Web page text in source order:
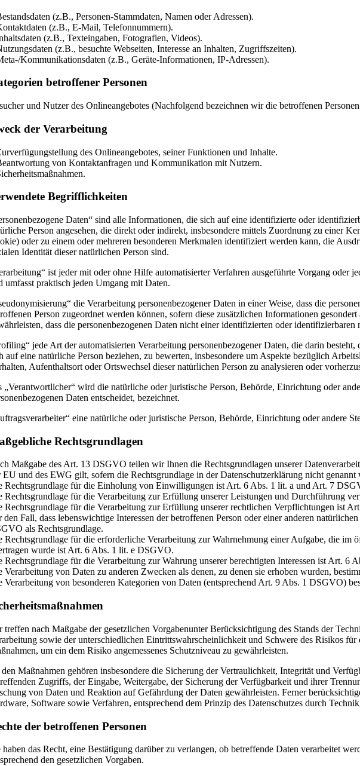
(z.B., Personen-Stammdaten, Namen oder Adressen).
(z.B., E-Mail, Telefonnummern).
(z.B., Texteingaben, Fotografien, Videos).
(z.B., besuchte Webseiten, Interesse an Inhalten, Zugriffszeiten).
Kommunikationsdaten (z.B., Geräte-Informationen, IP-Adressen).
betroffener Personen
und Nutzer des Onlineangebotes (Nachfolgend bezeichnen wir die betroffenen
der Verarbeitung
des Onlineangebotes, seiner Funktionen und Inhalte.
von Kontaktanfragen und Kommunikation mit Nutzern.
Begrifflichkeiten
Daten“ sind alle Informationen, die sich auf eine identifizierte oder
Person angesehen, die direkt oder indirekt, insbesondere mittels Zuordnung zu einer
oder zu einem oder mehreren besonderen Merkmalen identifiziert werden kann, die
Identität dieser natürlichen Person sind.
ist jeder mit oder ohne Hilfe automatisierter Verfahren ausgeführte Vorgang
umfasst praktisch jeden Umgang mit Daten.
die Verarbeitung personenbezogener Daten in einer Weise, dass die
Person zugeordnet werden können, sofern diese zusätzlichen Informationen
dass die personenbezogenen Daten nicht einer identifizierten oder identifizierbaren
jede Art der automatisierten Verarbeitung personenbezogener Daten, die darin
auf eine natürliche Person beziehen, zu bewerten, insbesondere um Aspekte bezüglich
Aufenthaltsort oder Ortswechsel dieser natürlichen Person zu analysieren oder
„Verantwortlicher“ wird die natürliche oder juristische Person, Behörde, Einrichtung oder
Daten entscheidet, bezeichnet.
eine natürliche oder juristische Person, Behörde, Einrichtung oder andere
Rechtsgrundlagen
Maßgabe des Art. 13 DSGVO teilen wir Ihnen die Rechtsgrundlagen unserer
EU und des EWG gilt, sofern die Rechtsgrundlage in der Datenschutzerklärung nicht genannt
Rechtsgrundlage für die Einholung von Einwilligungen ist Art. 6 Abs. 1 lit. a und Art. 7
Rechtsgrundlage für die Verarbeitung zur Erfüllung unserer Leistungen und Durchführung
Rechtsgrundlage für die Verarbeitung zur Erfüllung unserer rechtlichen Verpflichtungen ist
den Fall, dass lebenswichtige Interessen der betroffenen Person oder einer anderen
als Rechtsgrundlage.
Rechtsgrundlage für die erforderliche Verarbeitung zur Wahrnehmung einer Aufgabe, die
wurde ist Art. 6 Abs. 1 lit. e DSGVO.
Rechtsgrundlage für die Verarbeitung zur Wahrung unserer berechtigten Interessen ist Art. 6
Verarbeitung von Daten zu anderen Zwecken als denen, zu denen sie erhoben wurden,
Verarbeitung von besonderen Kategorien von Daten (entsprechend Art. 9 Abs. 1 DSGVO)
treffen nach Maßgabe der gesetzlichen Vorgabenunter Berücksichtigung des Stands der
sowie der unterschiedlichen Eintrittswahrscheinlichkeit und Schwere des Risikos
um ein dem Risiko angemessenes Schutzniveau zu gewährleisten.
Maßnahmen gehören insbesondere die Sicherung der Vertraulichkeit, Integrität und
Zugriffs, der Eingabe, Weitergabe, der Sicherung der Verfügbarkeit und ihrer
von Daten und Reaktion auf Gefährdung der Daten gewährleisten. Ferner
Software sowie Verfahren, entsprechend dem Prinzip des Datenschutzes durch
der betroffenen Personen
haben das Recht, eine Bestätigung darüber zu verlangen, ob betreffende Daten verarbeitet
den gesetzlichen Vorgaben.